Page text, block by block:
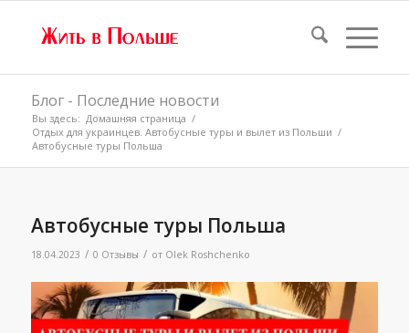
Блог - Последние новости
Вы здесь: Домашняя страница /
Отдых для украинцев. Автобусные туры и вылет из Польши /
Автобусные туры Польша
Автобусные туры Польша
18.04.2023 / 0 Отзывы / от Olek Roshchenko